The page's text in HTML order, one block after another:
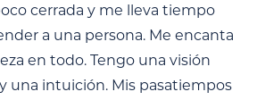
cerrada y me lleva tiempo
a una persona. Me encanta
en todo. Tengo una visión
una intuición. Mis pasatiempos